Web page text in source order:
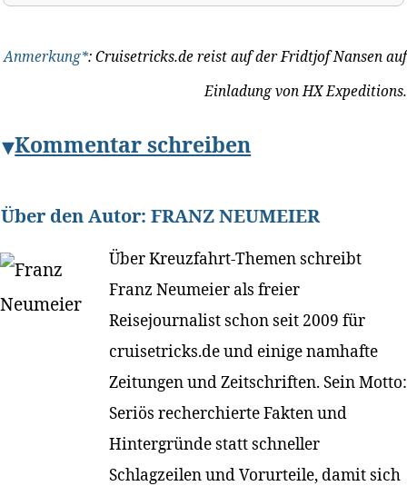
Anmerkung*: Cruisetricks.de reist auf der Fridtjof Nansen auf
Einladung von HX Expeditions.
Kommentar schreiben
Über den Autor: FRANZ NEUMEIER
Über Kreuzfahrt-Themen schreibt
Franz Neumeier als freier
Reisejournalist schon seit 2009 für
cruisetricks.de und einige namhafte
Zeitungen und Zeitschriften. Sein Motto:
Seriös recherchierte Fakten und
Hintergründe statt schneller
Schlagzeilen und Vorurteile, damit sich